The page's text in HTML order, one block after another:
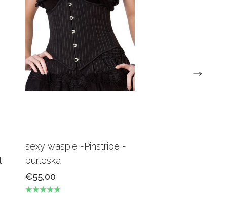
sexy waspie -Pinstripe -
burleska
€55,00